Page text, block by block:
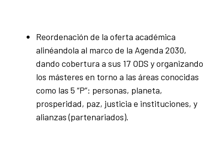
Reordenación de la oferta académica
alinéandola al marco de la Agenda 2030,
dando cobertura a sus 17 ODS y organizando
los másteres en torno a las áreas conocidas
como las 5 “P”: personas, planeta,
prosperidad, paz, justicia e instituciones, y
alianzas (partenariados).